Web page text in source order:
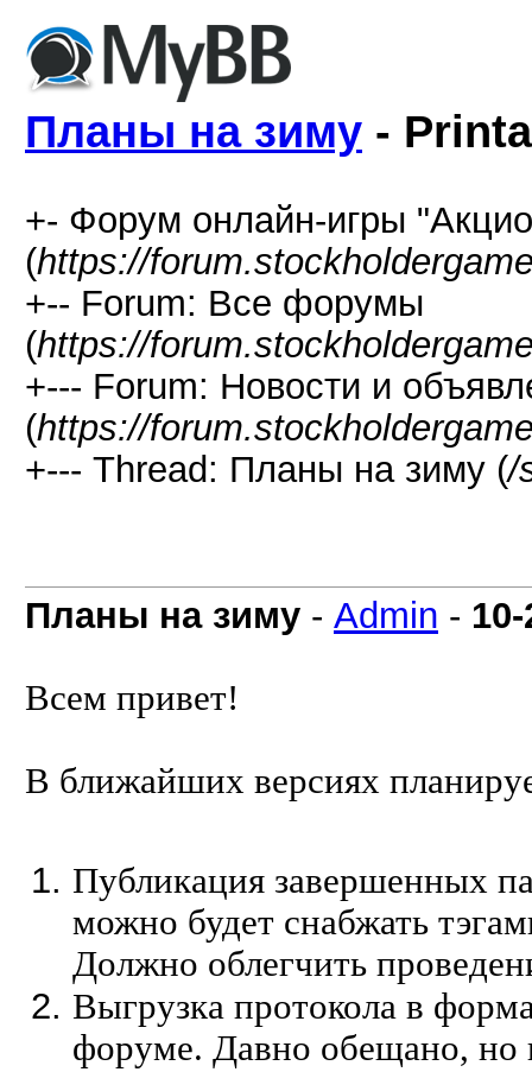
Планы на зиму -
+- Форум онлайн-игры
(https://
+-- Forum: Все форумы
(https://
+--- Forum: Новости и
(https://
+--- Thread: Планы на зиму (/
Планы на зиму - Admin -
Всем привет!
В ближайших версиях
Публикация завершенных
можно будет снабжать
Должно облегчить
Выгрузка протокола в
форуме. Давно обещано, но